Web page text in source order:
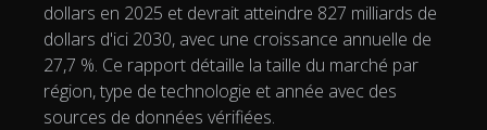
dollars en 2025 et devrait atteindre 827 milliards de
dollars d'ici 2030, avec une croissance annuelle de
27,7 %. Ce rapport détaille la taille du marché par
région, type de technologie et année avec des
sources de données vérifiées.